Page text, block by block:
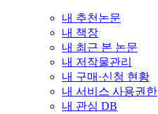
내 추천논문
내 책장
내 최근 본 논문
내 저작물관리
내 구매·신청 현황
내 서비스 사용권한
내 관심 DB